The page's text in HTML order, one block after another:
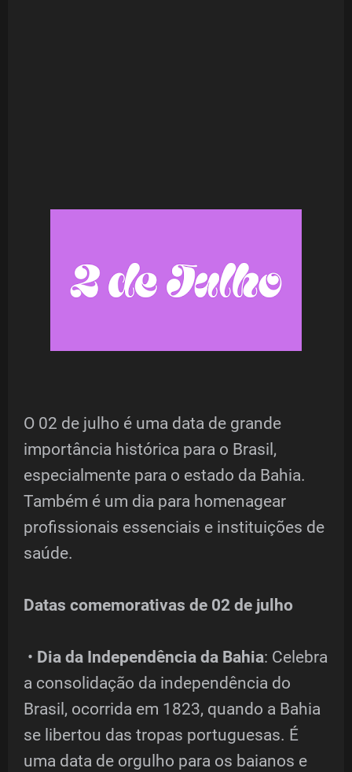
O 02 de julho é uma data de grande
importância histórica para o Brasil,
especialmente para o estado da Bahia.
Também é um dia para homenagear
profissionais essenciais e instituições de
saúde.
Datas comemorativas de 02 de julho
• Dia da Independência da Bahia: Celebra
a consolidação da independência do
Brasil, ocorrida em 1823, quando a Bahia
se libertou das tropas portuguesas. É
uma data de orgulho para os baianos e